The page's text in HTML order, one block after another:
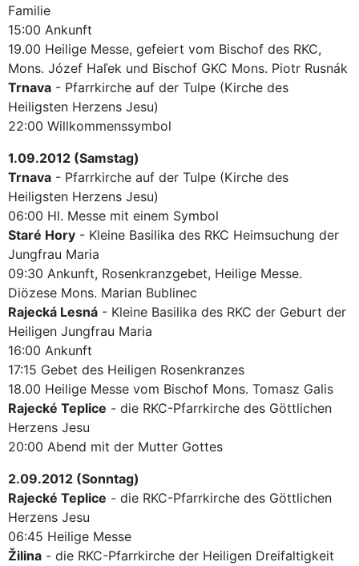
Familie
15:00 Ankunft
19.00 Heilige Messe, gefeiert vom Bischof des RKC,
Mons. Józef Haľek und Bischof GKC Mons. Piotr Rusnák
Trnava - Pfarrkirche auf der Tulpe (Kirche des
Heiligsten Herzens Jesu)
22:00 Willkommenssymbol
1.09.2012 (Samstag)
Trnava - Pfarrkirche auf der Tulpe (Kirche des
Heiligsten Herzens Jesu)
06:00 Hl. Messe mit einem Symbol
Staré Hory - Kleine Basilika des RKC Heimsuchung der
Jungfrau Maria
09:30 Ankunft, Rosenkranzgebet, Heilige Messe.
Diözese Mons. Marian Bublinec
Rajecká Lesná - Kleine Basilika des RKC der Geburt der
Heiligen Jungfrau Maria
16:00 Ankunft
17:15 Gebet des Heiligen Rosenkranzes
18.00 Heilige Messe vom Bischof Mons. Tomasz Galis
Rajecké Teplice - die RKC-Pfarrkirche des Göttlichen
Herzens Jesu
20:00 Abend mit der Mutter Gottes
2.09.2012 (Sonntag)
Rajecké Teplice - die RKC-Pfarrkirche des Göttlichen
Herzens Jesu
06:45 Heilige Messe
Žilina - die RKC-Pfarrkirche der Heiligen Dreifaltigkeit